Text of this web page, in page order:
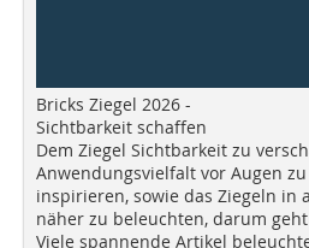
Bricks Ziegel 2026 -
Sichtbarkeit schaffen
Dem Ziegel Sichtbarkeit zu
Anwendungsvielfalt vor Augen
inspirieren, sowie das Ziegeln in
näher zu beleuchten, darum
Viele spannende Artikel